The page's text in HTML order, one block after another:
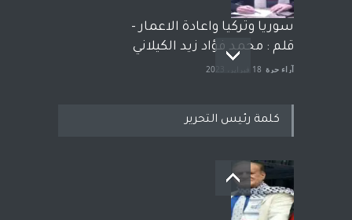
سوريا وتركيا واعادة الاعمار -
قلم : محمد فؤاد زيد الكيلاني
آراء حرة 18 فبراير، 2023
بعد معارك قضائية طاحنة كتب
وترافع فيها بنفسه مرة اخرى..
الشيخ طارق يوسف يقهر
كلمة رئيس التحرير